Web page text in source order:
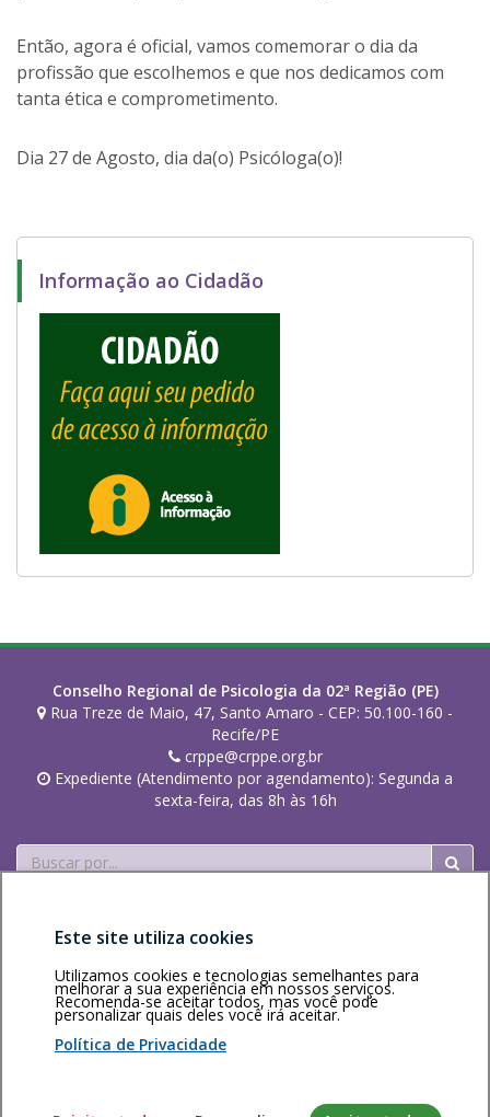
Então, agora é oficial, vamos comemorar o dia da
profissão que escolhemos e que nos dedicamos com
tanta ética e comprometimento.
Dia 27 de Agosto, dia da(o) Psicóloga(o)!
Informação ao Cidadão
Conselho Regional de Psicologia da 02ª Região (PE)
Rua Treze de Maio, 47, Santo Amaro - CEP: 50.100-160 -
Recife/PE
crppe@crppe.org.br
Expediente (Atendimento por agendamento): Segunda a
sexta-feira, das 8h às 16h
Buscar
Área restritaPolítica de
privacidadePersonalização
de cookies
Voltar ao topo
Este site utiliza cookies
Utilizamos cookies e tecnologias semelhantes para
melhorar a sua experiência em nossos serviços.
Recomenda-se aceitar todos, mas você pode
personalizar quais deles você irá aceitar.
Política de Privacidade